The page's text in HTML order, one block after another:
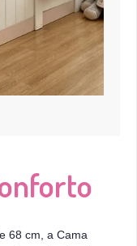
68 cm, a Cama